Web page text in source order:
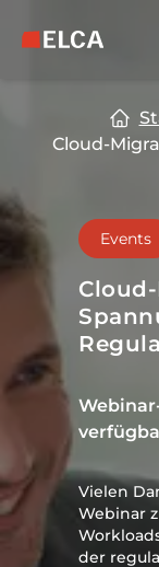
ELCA Logo —
Events
Vielen
Webinar
der